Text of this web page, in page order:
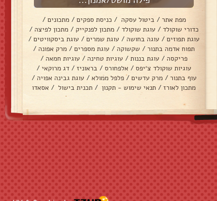
מפת אתר / ביטול עסקה / כניסת ספקים / מתכונים /
כדורי שוקולד / עוגת שוקולד / מתכון לפנקייק / מתכון לפיצה /
עוגת תפוזים / עוגה בחושה / עוגת שמרים / עוגת ביסקוויטים /
תפוח אדמה בתנור / שקשוקה / עוגת מספרים / מרק אפונה /
פריקסה / עוגת בננות / עוגיות טחינה / עוגיות חמאה /
עוגיות שוקולד צ׳יפס / אלפחורס / בראוניז / דג מרוקאי /
עוף בתנור / מרק עדשים / פלפל ממולא / עוגת גבינה אפויה /
מתכון לאורז / תנאי שימוש - תקנון / תכנית בישול / אסאדו